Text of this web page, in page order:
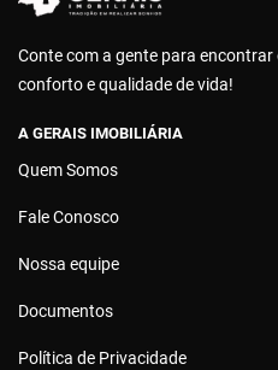
Conte com a gente para
conforto e qualidade de vida!
A GERAIS IMOBILIÁRIA
Quem Somos
Fale Conosco
Nossa equipe
Documentos
Política de Privacidade